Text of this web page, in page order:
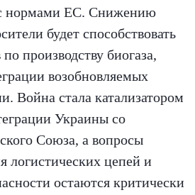
с нормами ЕС. Снижению
будет способствовать
производству биогаза,
возобновляемых
Война стала катализатором
Украины со
Союза, а вопросы
логистических цепей и
остаются критически